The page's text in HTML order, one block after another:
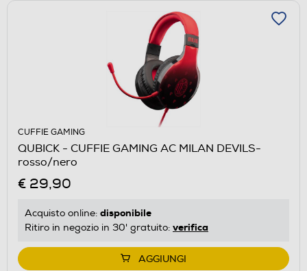
CUFFIE GAMING
QUBICK - CUFFIE GAMING AC MILAN DEVILS-
rosso/nero
€ 29,90
Acquisto online: disponibile
Ritiro in negozio in 30' gratuito: verifica
AGGIUNGI